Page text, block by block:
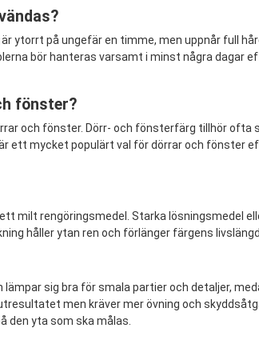
ytorrt på ungefär en timme, men uppnår full
bör hanteras varsamt i minst några dagar
fönster?
och fönster. Dörr- och fönsterfärg tillhör ofta
ett mycket populärt val för dörrar och fönster
milt rengöringsmedel. Starka lösningsmedel
håller ytan ren och förlänger färgens
sig bra för smala partier och detaljer,
men kräver mer övning och
den yta som ska målas.